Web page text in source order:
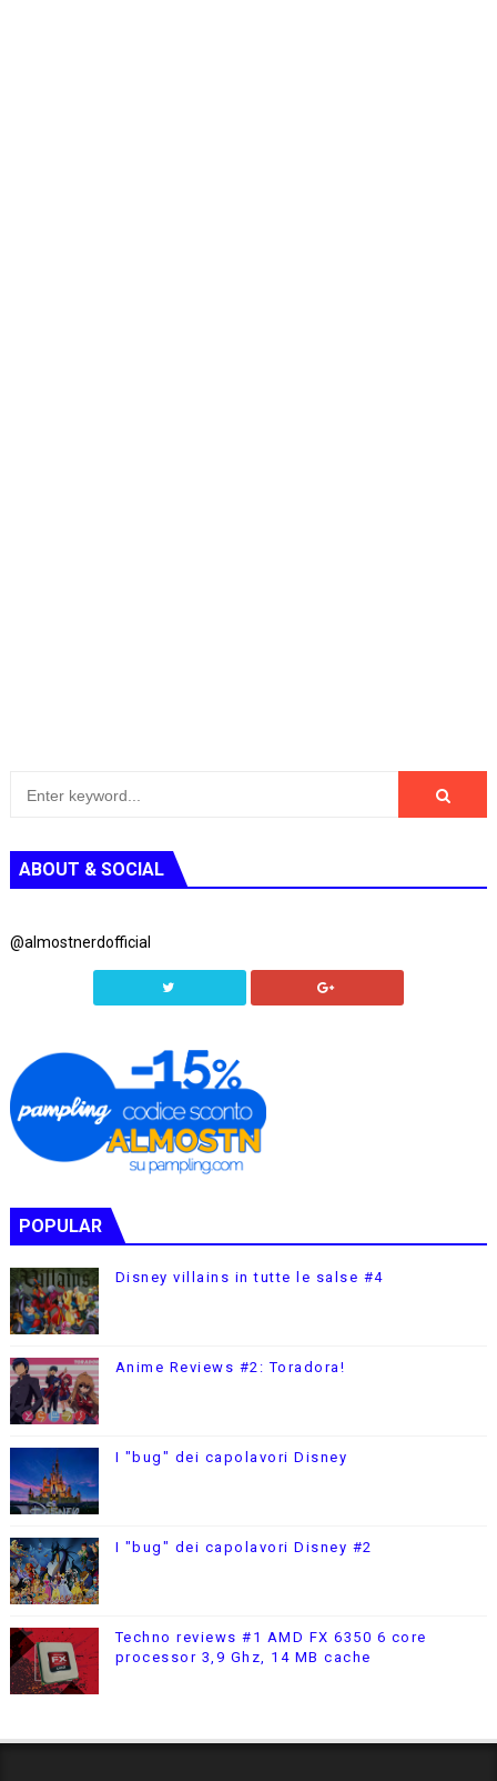
ABOUT & SOCIAL
@almostnerdofficial
POPULAR
Disney villains in tutte le salse #4
Anime Reviews #2: Toradora!
I "bug" dei capolavori Disney
I "bug" dei capolavori Disney #2
Techno reviews #1 AMD FX 6350 6 core
processor 3,9 Ghz, 14 MB cache